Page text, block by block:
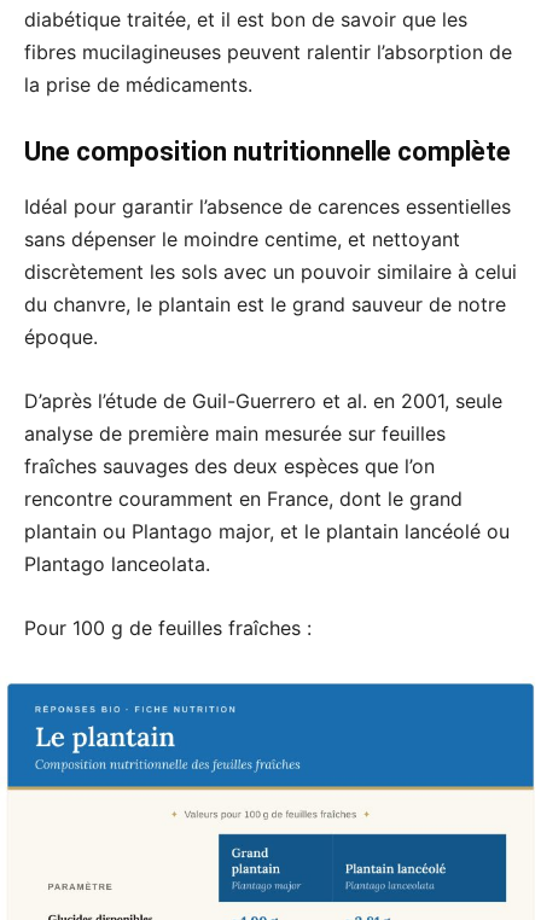
diabétique traitée, et il est bon de savoir que les
fibres mucilagineuses peuvent ralentir l’absorption de
la prise de médicaments.
Une composition nutritionnelle complète
Idéal pour garantir l’absence de carences essentielles
sans dépenser le moindre centime, et nettoyant
discrètement les sols avec un pouvoir similaire à celui
du chanvre, le plantain est le grand sauveur de notre
époque.
D’après l’étude de Guil-Guerrero et al. en 2001, seule
analyse de première main mesurée sur feuilles
fraîches sauvages des deux espèces que l’on
rencontre couramment en France, dont le grand
plantain ou Plantago major, et le plantain lancéolé ou
Plantago lanceolata.
Pour 100 g de feuilles fraîches :